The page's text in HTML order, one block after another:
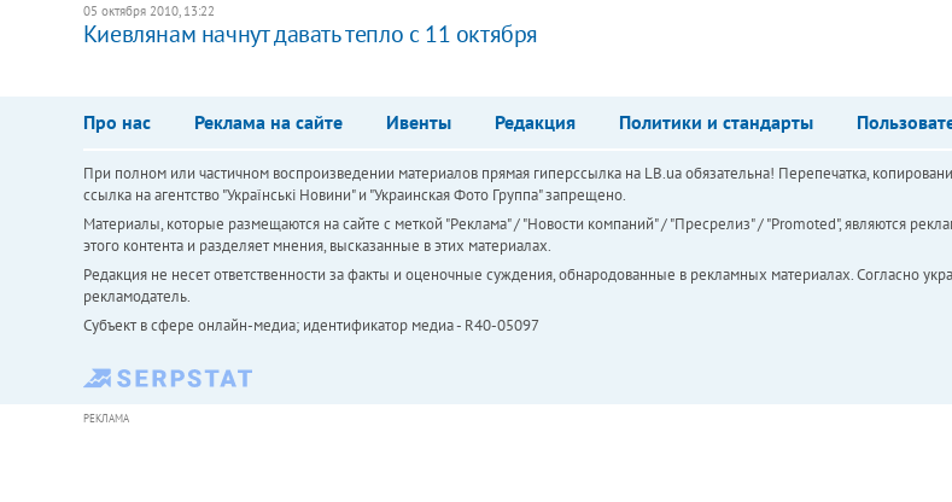
05 октября 2010, 13:22
Киевлянам начнут давать тепло с 11 октября
Про нас Реклама на сайте Ивенты Редакция Политики и стандарты
При полном или частичном воспроизведении материалов прямая гиперссылка на LB.ua обязательна! Перепечатка,
ссылка на агентство "Українськi Новини" и "Украинская Фото Группа" запрещено.
Материалы, которые размещаются на сайте с меткой "Реклама" / "Новости компаний" / "Пресрелиз" / "Promoted", являются
этого контента и разделяет мнения, высказанные в этих материалах.
Редакция не несет ответственности за факты и оценочные суждения, обнародованные в рекламных материалах. Согласно
рекламодатель.
Субъект в сфере онлайн-медиа; идентификатор медиа - R40-05097
РЕКЛАМА